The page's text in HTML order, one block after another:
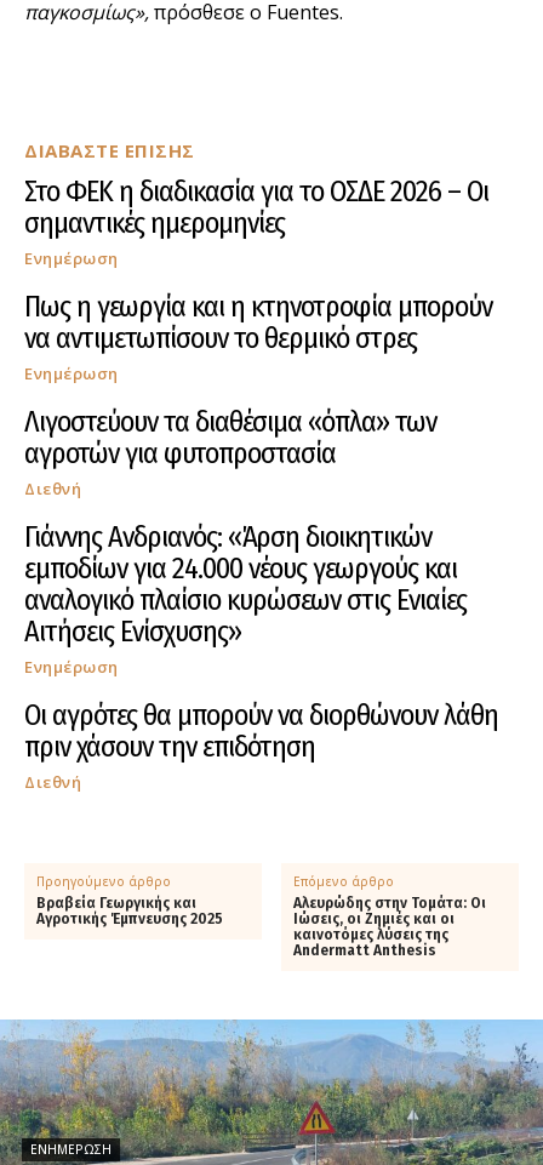
ΔΙΑΒΑΣΤΕ ΕΠΙΣΗΣ
Στο ΦΕΚ η διαδικασία για το ΟΣΔΕ 2026 – Οι
σημαντικές ημερομηνίες
Ενημέρωση
Πως η γεωργία και η κτηνοτροφία μπορούν
να αντιμετωπίσουν το θερμικό στρες
Ενημέρωση
Λιγοστεύουν τα διαθέσιμα «όπλα» των
αγροτών για φυτοπροστασία
Διεθνή
Γιάννης Ανδριανός: «Άρση διοικητικών
εμποδίων για 24.000 νέους γεωργούς και
αναλογικό πλαίσιο κυρώσεων στις Ενιαίες
Αιτήσεις Ενίσχυσης»
Ενημέρωση
Οι αγρότες θα μπορούν να διορθώνουν λάθη
πριν χάσουν την επιδότηση
Διεθνή
παγκοσμίως»,πρόσθεσε ο Fuentes.
Προηγούμενο άρθρο
Βραβεία Γεωργικής και
Αγροτικής Έμπνευσης 2025
Επόμενο άρθρο
Αλευρώδης στην Τομάτα: Οι
Ιώσεις, οι Ζημιές και οι
καινοτόμες λύσεις της
Andermatt Anthesis
ΕΝΗΜΈΡΩΣΗ